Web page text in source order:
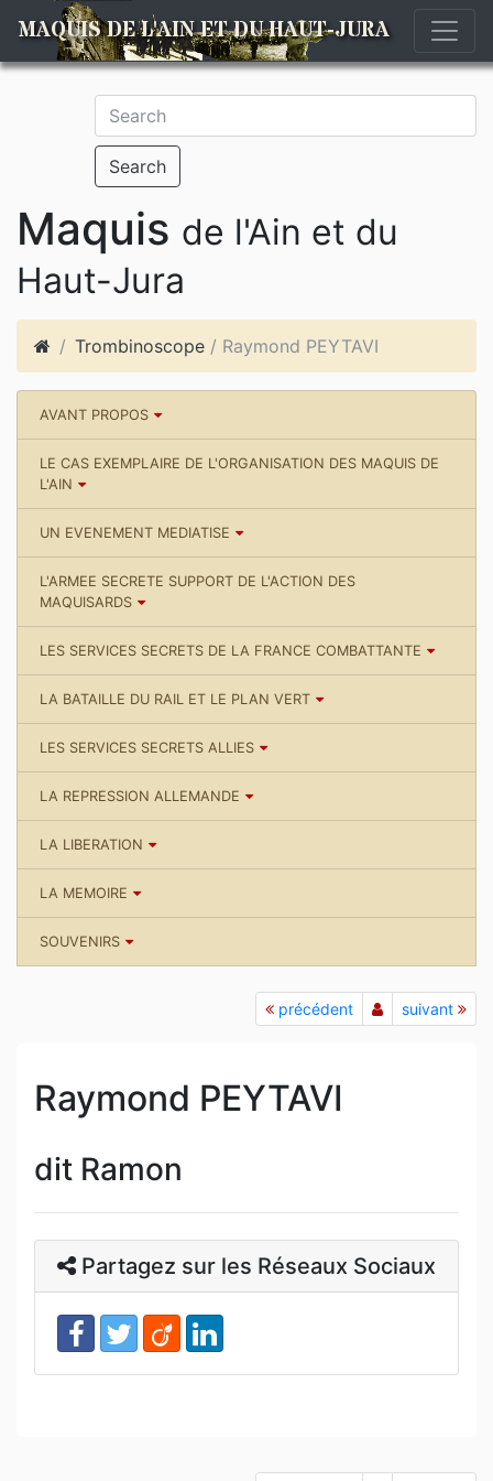
MAQUIS DE L'AIN ET DU HAUT-JURA
Search
Maquis de l'Ain et du
Haut-Jura
Trombinoscope / Raymond PEYTAVI
AVANT PROPOS
LE CAS EXEMPLAIRE DE L'ORGANISATION DES MAQUIS DE
L'AIN
UN EVENEMENT MEDIATISE
L'ARMEE SECRETE SUPPORT DE L'ACTION DES
MAQUISARDS
LES SERVICES SECRETS DE LA FRANCE COMBATTANTE
LA BATAILLE DU RAIL ET LE PLAN VERT
LES SERVICES SECRETS ALLIES
LA REPRESSION ALLEMANDE
LA LIBERATION
LA MEMOIRE
SOUVENIRS
précédent suivant
Raymond PEYTAVI
dit Ramon
Partagez sur les Réseaux Sociaux